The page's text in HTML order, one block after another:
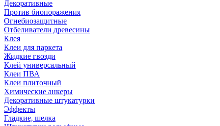
Декоративные
Против биопоражения
Огнебиозащитные
Отбеливатели древесины
Клея
Клеи для паркета
Жидкие гвозди
Клей универсальный
Клеи ПВА
Клеи плиточный
Химические анкеры
Декоративные штукатурки
Эффекты
Гладкие, шелка